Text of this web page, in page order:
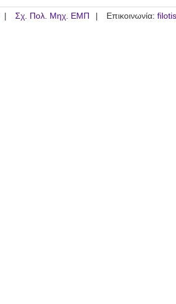
Σχ. Πολ. Μηχ. ΕΜΠ Επικοινωνία: